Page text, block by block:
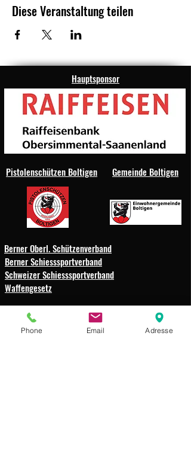
Diese Veranstaltung teilen
Hauptsponsor
Pistolenschützen Boltigen Gemeinde Boltigen
Berner Oberl. Schützenverband
Berner Schiesssportverband
Schweizer Schiesssportverband
Waffengesetz
Schützengesellschaft
Weissenbach-Boltigen
Phone Email Adresse